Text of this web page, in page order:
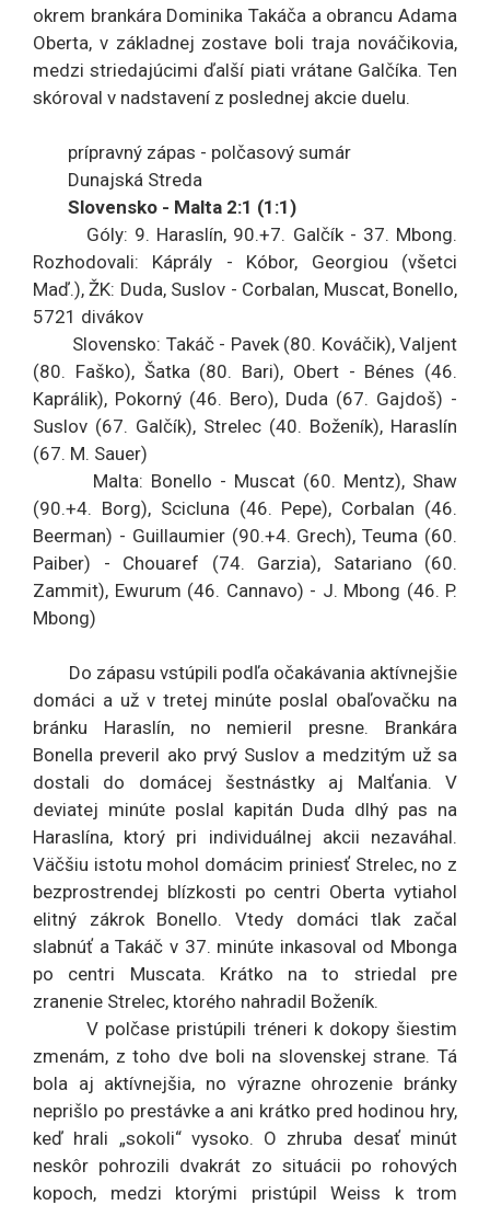
okrem brankára Dominika Takáča a obrancu Adama
Oberta, v základnej zostave boli traja nováčikovia,
medzi striedajúcimi ďalší piati vrátane Galčíka. Ten
skóroval v nadstavení z poslednej akcie duelu.
prípravný zápas - polčasový sumár
Dunajská Streda
Slovensko - Malta 2:1 (1:1)
Góly: 9. Haraslín, 90.+7. Galčík - 37. Mbong.
Rozhodovali: Káprály - Kóbor, Georgiou (všetci
Maď.), ŽK: Duda, Suslov - Corbalan, Muscat, Bonello,
5721 divákov
Slovensko: Takáč - Pavek (80. Kováčik), Valjent
(80. Faško), Šatka (80. Bari), Obert - Bénes (46.
Kaprálik), Pokorný (46. Bero), Duda (67. Gajdoš) -
Suslov (67. Galčík), Strelec (40. Boženík), Haraslín
(67. M. Sauer)
Malta: Bonello - Muscat (60. Mentz), Shaw
(90.+4. Borg), Scicluna (46. Pepe), Corbalan (46.
Beerman) - Guillaumier (90.+4. Grech), Teuma (60.
Paiber) - Chouaref (74. Garzia), Satariano (60.
Zammit), Ewurum (46. Cannavo) - J. Mbong (46. P.
Mbong)
Do zápasu vstúpili podľa očakávania aktívnejšie
domáci a už v tretej minúte poslal obaľovačku na
bránku Haraslín, no nemieril presne. Brankára
Bonella preveril ako prvý Suslov a medzitým už sa
dostali do domácej šestnástky aj Malťania. V
deviatej minúte poslal kapitán Duda dlhý pas na
Haraslína, ktorý pri individuálnej akcii nezaváhal.
Väčšiu istotu mohol domácim priniesť Strelec, no z
bezprostrendej blízkosti po centri Oberta vytiahol
elitný zákrok Bonello. Vtedy domáci tlak začal
slabnúť a Takáč v 37. minúte inkasoval od Mbonga
po centri Muscata. Krátko na to striedal pre
zranenie Strelec, ktorého nahradil Boženík.
V polčase pristúpili tréneri k dokopy šiestim
zmenám, z toho dve boli na slovenskej strane. Tá
bola aj aktívnejšia, no výrazne ohrozenie bránky
neprišlo po prestávke a ani krátko pred hodinou hry,
keď hrali „sokoli“ vysoko. O zhruba desať minút
neskôr pohrozili dvakrát zo situácii po rohových
kopoch, medzi ktorými pristúpil Weiss k trom